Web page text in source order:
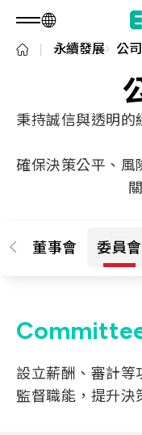
Overview
關於我們
核心能力
人才招募
Overview
永續實踐
公司治理
永續報告書
投資人專區
Overview
財務資訊
Overview
應用範疇
資料通訊
5G
車用
Let’s
Future
永續發展 公
秉持誠信與透明的
確保決策公平、風
董事會 委員會
設立薪酬、審計等
監督職能，提升決